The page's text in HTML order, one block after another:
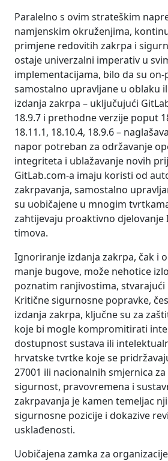
Paralelno s ovim strateškim
namjenskim okruženjima,
primjene redovitih zakrpa i
ostaje univerzalni imperativ u
implementacijama, bilo da su on-
samostalno upravljane u oblaku
izdanja zakrpa – uključujući
18.9.7 i prethodne verzije poput
18.11.1, 18.10.4, 18.9.6 –
napor potreban za održavanje
integriteta i ublažavanje novih
GitLab.com-a imaju koristi od
zakrpavanja, samostalno
su uobičajene u mnogim
zahtijevaju proaktivno djelovanje
timova.
Ignoriranje izdanja zakrpa, čak i
manje bugove, može nehotice
poznatim ranjivostima,
Kritične sigurnosne popravke,
izdanja zakrpa, ključne su za
koje bi mogle kompromitirati
dostupnost sustava ili
hrvatske tvrtke koje se
27001 ili nacionalnih smjernica
sigurnost, pravovremena i
zakrpavanja je kamen temeljac
sigurnosne pozicije i dokazive
usklađenosti.
Uobičajena zamka za